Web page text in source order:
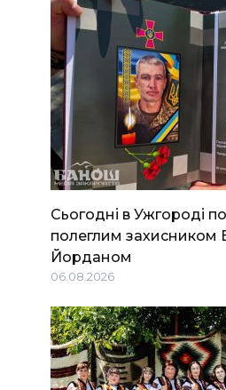
Сьогодні в Ужгороді
полеглим
Йорданом
06.08.2026